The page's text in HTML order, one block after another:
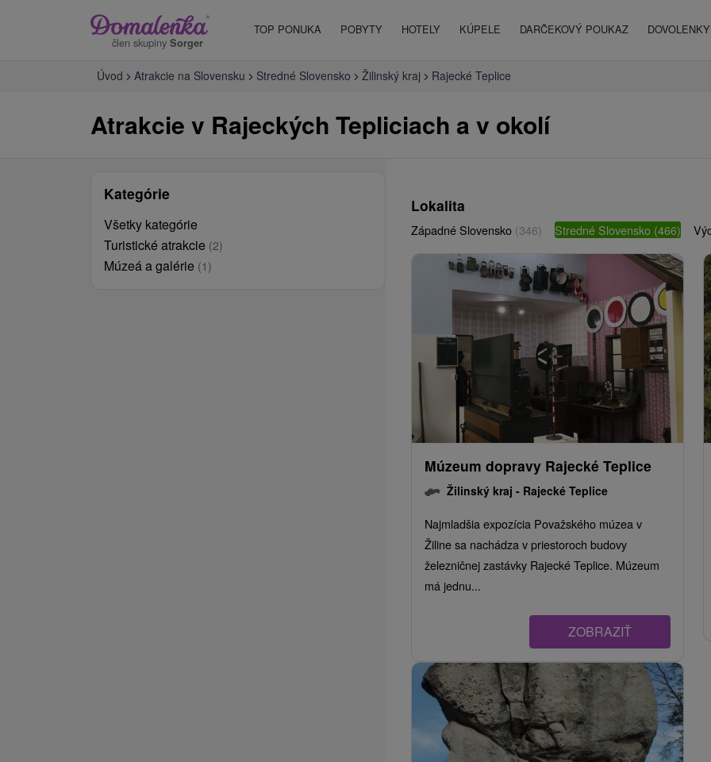
člen skupiny Sorger
TOP PONUKA POBYTY HOTELY KÚPELE DARČEKOVÝ POUKAZ
Úvod Atrakcie na Slovensku Stredné Slovensko Žilinský kraj Rajecké Teplice
Atrakcie v Rajeckých Tepliciach a v okolí
Kategórie
Všetky kategórie
Turistické atrakcie (2)
Múzeá a galérie (1)
Lokalita
Západné Slovensko (346) Stredné Slovensko (466)
Múzeum dopravy Rajecké Teplice
Žilinský kraj - Rajecké Teplice
Najmladšia expozícia Považského múzea v
Žiline sa nachádza v priestoroch budovy
železničnej zastávky Rajecké Teplice. Múzeum
má jednu...
ZOBRAZIŤ